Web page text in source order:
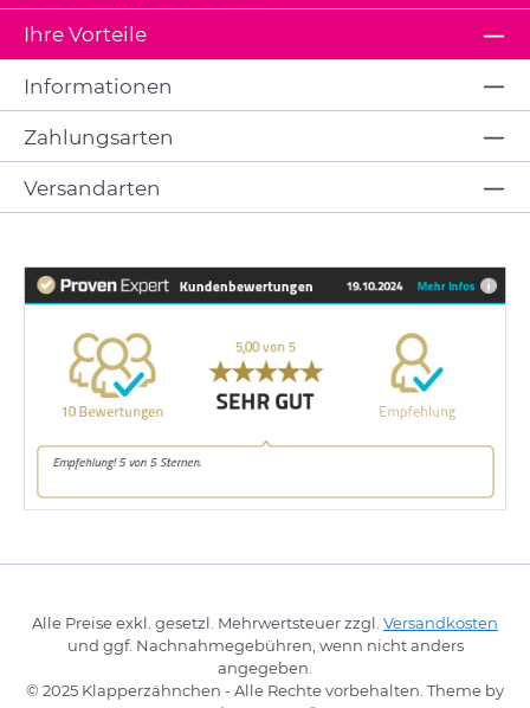
Ihre Vorteile
Informationen
Zahlungsarten
Versandarten
Alle Preise exkl. gesetzl. Mehrwertsteuer zzgl. Versandkosten
und ggf. Nachnahmegebühren, wenn nicht anders
angegeben.
© 2025 Klapperzähnchen - Alle Rechte vorbehalten. Theme by